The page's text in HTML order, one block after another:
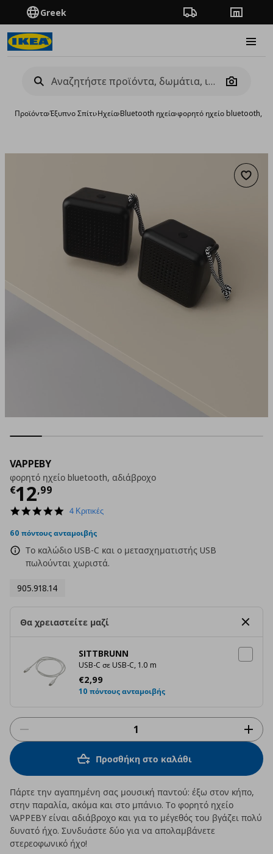
Greek Πορεία παραγγελίας
Camera
Προϊόντα›Έξυπνο Σπίτι›Ηχεία›Bluetooth ηχεία›φορητό ηχείο bluetooth,
VAPPEBY
φορητό ηχείο bluetooth, αδιάβροχο
€12,99
Τρέχουσα τιμή
4.8
rating
4 Κριτικές
60 πόντους ανταμοιβής
Το καλώδιο USB-C και ο μετασχηματιστής USB
πωλούνται χωριστά.
905.918.14
Θα χρειαστείτε μαζί
SITTBRUNN
USB-C σε USB-C, 1.0 m
€2,99
Τρέχουσα τιμή
10 πόντους ανταμοιβής
Προσθήκη στο καλάθι
Πάρτε την αγαπημένη σας μουσική παντού: έξω στον κήπο,
στην παραλία, ακόμα και στο μπάνιο. Το φορητό ηχείο
VAPPEBY είναι αδιάβροχο και για το μέγεθός του βγάζει πολύ
δυνατό ήχο. Συνδυάστε δύο για να απολαμβάνετε
στερεοφωνικό ήχο!